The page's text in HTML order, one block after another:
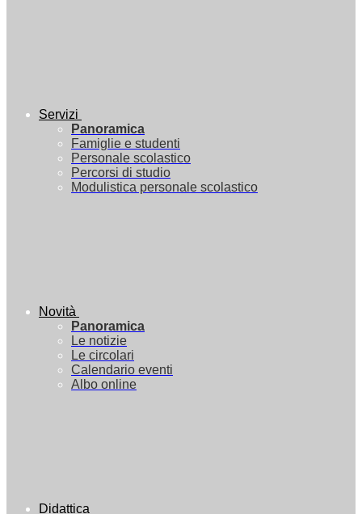
Servizi
Panoramica
Famiglie e studenti
Personale scolastico
Percorsi di studio
Modulistica personale scolastico
Novità
Panoramica
Le notizie
Le circolari
Calendario eventi
Albo online
Didattica